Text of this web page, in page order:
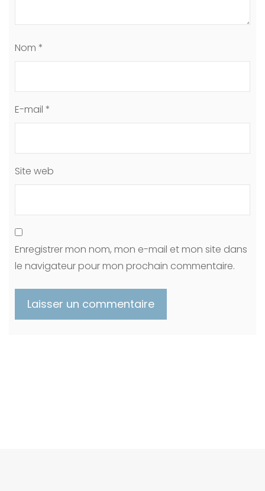
Nom *
E-mail *
Site web
Enregistrer mon nom, mon e-mail et mon site dans
le navigateur pour mon prochain commentaire.